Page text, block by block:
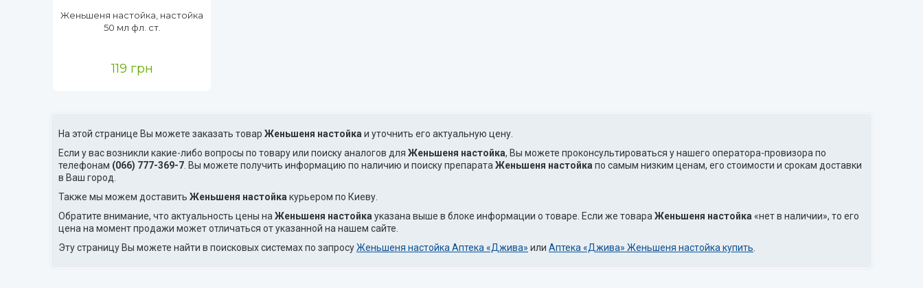
Женьшеня настойка, настойка
50 мл фл. ст.
119 грн
На этой странице Вы можете заказать товар Женьшеня настойка и уточнить его актуальную цену.
Если у вас возникли какие-либо вопросы по товару или поиску аналогов для Женьшеня настойка, Вы можете проконсультироваться у нашего оператора-провизора по
телефонам (066) 777-369-7 . Вы можете получить информацию по наличию и поиску препарата Женьшеня настойка по самым низким ценам, его стоимости и срокам доставки
в Ваш город.
Также мы можем доставить Женьшеня настойка курьером по Киеву.
Обратите внимание, что актуальность цены на Женьшеня настойка указана выше в блоке информации о товаре. Если же товара Женьшеня настойка «нет в наличии», то его
цена на момент продажи может отличаться от указанной на нашем сайте.
Эту страницу Вы можете найти в поисковых системах по запросуЖеньшеня настойка Аптека «Джива» или Аптека «Джива» Женьшеня настойка купить